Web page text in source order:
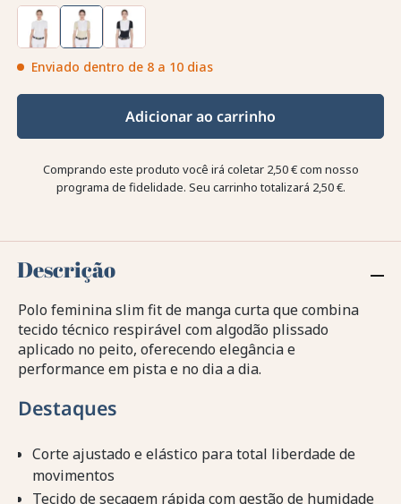
Enviado dentro de 8 a 10 dias
Adicionar ao carrinho
Comprando este produto você irá coletar 2,50 €com nosso
programa de fidelidade. Seu carrinho totalizará 2,50 €.
Descrição
Polo feminina slim fit de manga curta que combina
tecido técnico respirável com algodão plissado
aplicado no peito, oferecendo elegância e
performance em pista e no dia a dia.
Destaques
Corte ajustado e elástico para total liberdade de
movimentos
Tecido de secagem rápida com gestão de humidade